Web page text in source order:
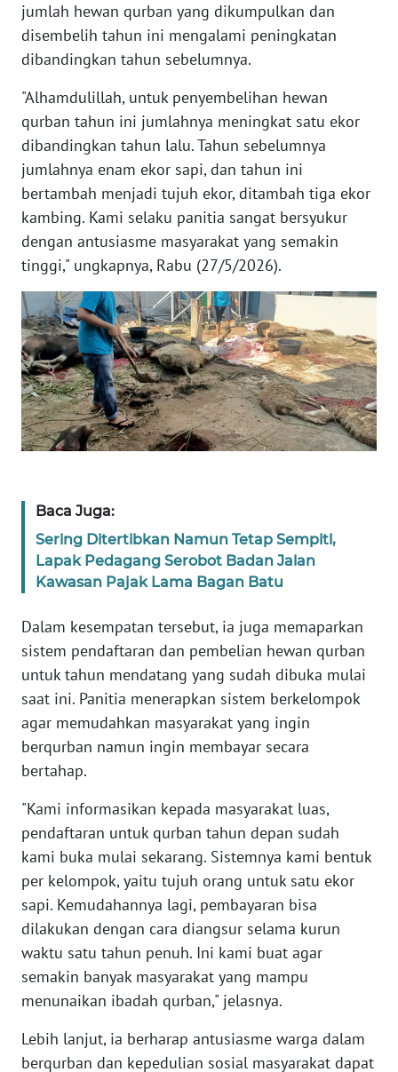
jumlah hewan qurban yang dikumpulkan dan
disembelih tahun ini mengalami peningkatan
dibandingkan tahun sebelumnya.
"Alhamdulillah, untuk penyembelihan hewan
qurban tahun ini jumlahnya meningkat satu ekor
dibandingkan tahun lalu. Tahun sebelumnya
jumlahnya enam ekor sapi, dan tahun ini
bertambah menjadi tujuh ekor, ditambah tiga ekor
kambing. Kami selaku panitia sangat bersyukur
dengan antusiasme masyarakat yang semakin
tinggi," ungkapnya, Rabu (27/5/2026).
Baca Juga:
Sering Ditertibkan Namun Tetap Sempitl,
Lapak Pedagang Serobot Badan Jalan
Kawasan Pajak Lama Bagan Batu
Dalam kesempatan tersebut, ia juga memaparkan
sistem pendaftaran dan pembelian hewan qurban
untuk tahun mendatang yang sudah dibuka mulai
saat ini. Panitia menerapkan sistem berkelompok
agar memudahkan masyarakat yang ingin
berqurban namun ingin membayar secara
bertahap.
"Kami informasikan kepada masyarakat luas,
pendaftaran untuk qurban tahun depan sudah
kami buka mulai sekarang. Sistemnya kami bentuk
per kelompok, yaitu tujuh orang untuk satu ekor
sapi. Kemudahannya lagi, pembayaran bisa
dilakukan dengan cara diangsur selama kurun
waktu satu tahun penuh. Ini kami buat agar
semakin banyak masyarakat yang mampu
menunaikan ibadah qurban," jelasnya.
Lebih lanjut, ia berharap antusiasme warga dalam
berqurban dan kepedulian sosial masyarakat dapat
WN
BANTEN
NTT
WN
KEPRI
WN
PAPUA
WN
PAPUA
BARAT
WN
RIAU
WN
SERAMBI
JAMBI
WN
SULTRA
WN
SULTENG
WN
SULBAR
WN
BABEL
WN
SUMBAR
WN
SUMSEL
BENGKULU